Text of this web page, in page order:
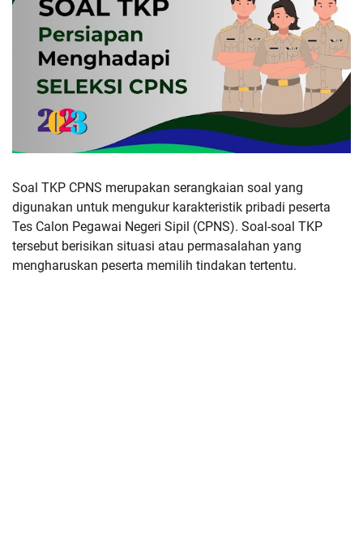
Soal TKP CPNS merupakan serangkaian soal yang
digunakan untuk mengukur karakteristik pribadi peserta
Tes Calon Pegawai Negeri Sipil (CPNS). Soal-soal TKP
tersebut berisikan situasi atau permasalahan yang
mengharuskan peserta memilih tindakan tertentu.